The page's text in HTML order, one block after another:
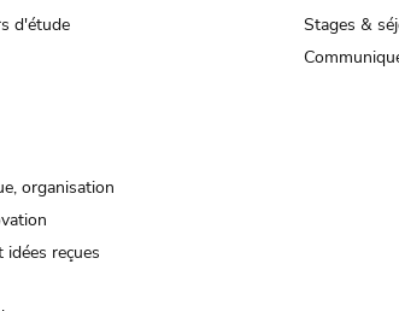
d'étude
Stages &
organisation
reçues